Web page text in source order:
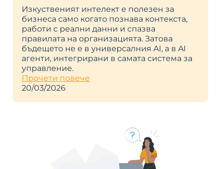
Изкуственият интелект е полезен за
бизнеса само когато познава контекста,
работи с реални данни и спазва
правилата на организацията. Затова
бъдещето не е в универсалния AI, а в AI
агенти, интегрирани в самата система за
управление.
Прочети повече
20/03/2026